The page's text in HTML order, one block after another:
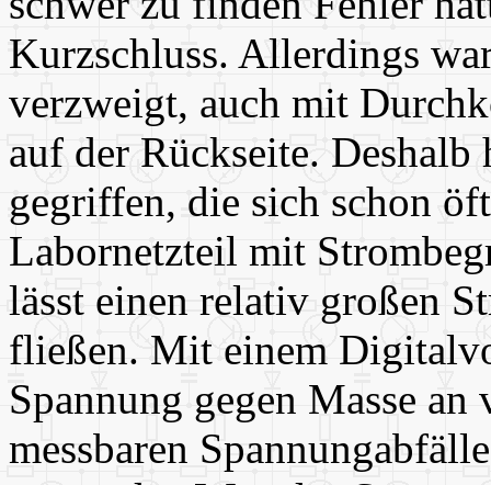
Kurzschluss. Allerdings
verzweigt, auch mit
auf der Rückseite.
gegriffen, die sich schon
Labornetzteil mit
lässt einen relativ großen
fließen. Mit einem
Spannung gegen Masse
messbaren